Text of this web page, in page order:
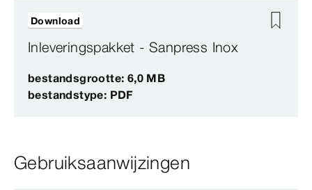
Inleveringspakket - Sanpress Inox
bestandsgrootte: 6,0 MB
bestandstype: PDF
Download
Gebruiksaanwijzingen